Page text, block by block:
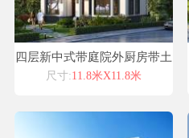
四层新中式带庭院外厨房带土
炕别墅设计施工图纸及效果图
尺寸:11.8米X11.8米